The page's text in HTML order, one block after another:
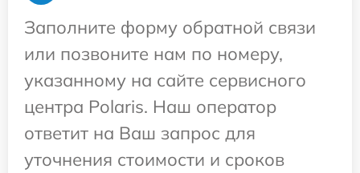
Заполните форму обратной связи
или позвоните нам по номеру,
указанному на сайте сервисного
центра Polaris. Наш оператор
ответит на Ваш запрос для
уточнения стоимости и сроков